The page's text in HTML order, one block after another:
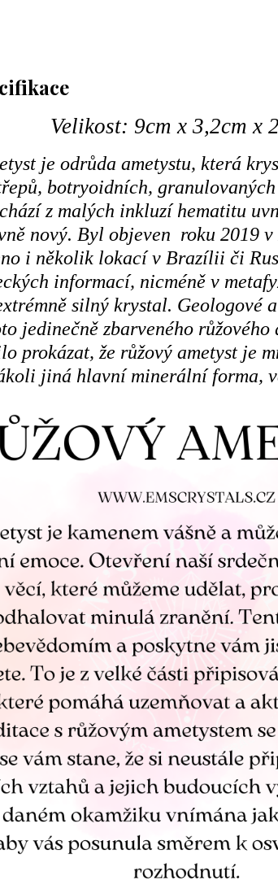
Velikost: 9cm x 3,2cm x
je odrůda ametystu, která
botryoidních,
z malých inkluzí hematitu
nový. Byl objeven roku 2019
i několik lokací v Brazílii či
informací, nicméně v
silný krystal. Geologové
jedinečně zbarveného růžového
prokázat, že růžový ametyst je
jiná hlavní minerální forma,